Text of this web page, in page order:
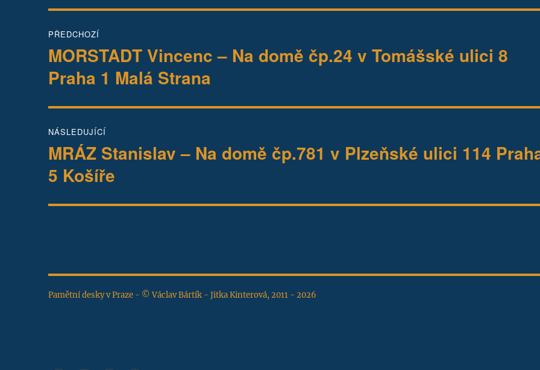
pro
příspěvek
PŘEDCHOZÍ
Předchozí
příspěvek:
MORSTADT Vincenc – Na domě čp.24 v Tomášské ulici 8
Praha 1 Malá Strana
NÁSLEDUJÍCÍ
Následující
příspěvek:
MRÁZ Stanislav – Na domě čp.781 v Plzeňské ulici 114
5 Košíře
Pamětní desky v Praze - © Václav Bártík - Jitka Kinterová, 2011 - 2026